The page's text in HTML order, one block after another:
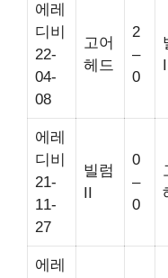
에레
디비
22-
04-
08
고어
헤드
2
–
0
에레
디비
21-
11-
27
빌럼
II
0
–
0
에레